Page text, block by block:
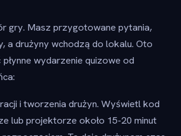
gry. Masz przygotowane pytania,
a drużyny wchodzą do lokalu. Oto
wydarzenie quizowe od
i tworzenia drużyn. Wyświetl kod
lub projektorze około 15-20 minut